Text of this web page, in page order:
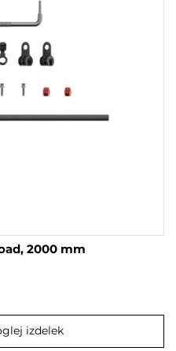
2000 mm
izdelek